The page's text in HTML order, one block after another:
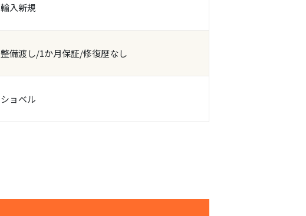
輸入新規
整備渡し/1か月保証/修復歴なし
ショベル